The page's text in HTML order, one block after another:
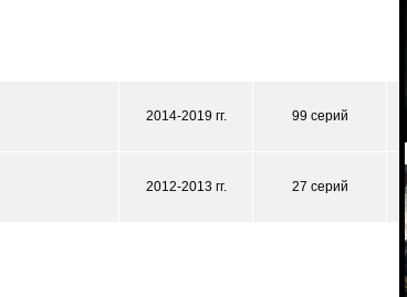
2014-2019 гг. 99 серий
2012-2013 гг. 27 серий